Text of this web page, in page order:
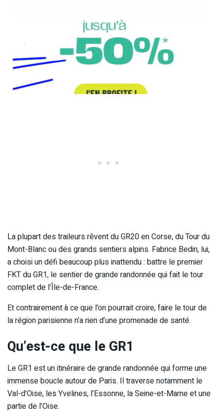
La plupart des traileurs rêvent du GR20 en Corse, du Tour du
Mont-Blanc ou des grands sentiers alpins. Fabrice Bedin, lui,
a choisi un défi beaucoup plus inattendu : battre le premier
FKT du GR1, le sentier de grande randonnée qui fait le tour
complet de l’Île-de-France.
Et contrairement à ce que l’on pourrait croire, faire le tour de
la région parisienne n’a rien d’une promenade de santé.
Qu’est-ce que le GR1
Le GR1 est un itinéraire de grande randonnée qui forme une
immense boucle autour de Paris. Il traverse notamment le
Val-d’Oise, les Yvelines, l’Essonne, la Seine-et-Marne et une
partie de l’Oise.